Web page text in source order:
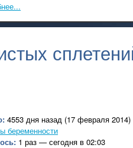
4553 дня назад (17 февраля 2014)
беременности
1 раз — сегодня в 02:03